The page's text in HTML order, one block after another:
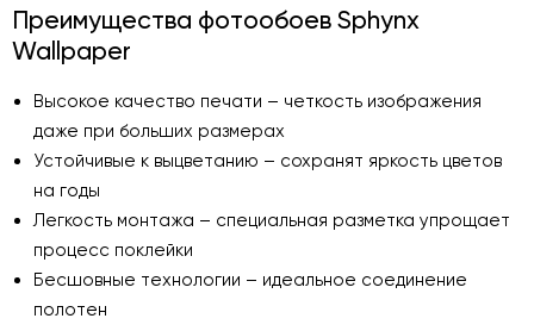
Преимущества фотообоев Sphynx
Wallpaper
Высокое качество печати – четкость изображения
даже при больших размерах
Устойчивые к выцветанию – сохранят яркость цветов
на годы
Легкость монтажа – специальная разметка упрощает
процесс поклейки
Бесшовные технологии – идеальное соединение
полотен